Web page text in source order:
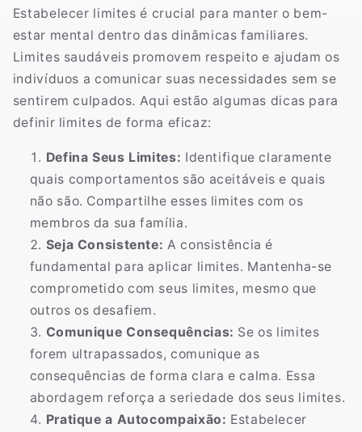
Estabelecer limites é crucial para manter o bem-
estar mental dentro das dinâmicas familiares.
Limites saudáveis promovem respeito e ajudam os
indivíduos a comunicar suas necessidades sem se
sentirem culpados. Aqui estão algumas dicas para
definir limites de forma eficaz:
Defina Seus Limites: Identifique claramente
quais comportamentos são aceitáveis e quais
não são. Compartilhe esses limites com os
membros da sua família.
Seja Consistente: A consistência é
fundamental para aplicar limites. Mantenha-se
comprometido com seus limites, mesmo que
outros os desafiem.
Comunique Consequências: Se os limites
forem ultrapassados, comunique as
consequências de forma clara e calma. Essa
abordagem reforça a seriedade dos seus limites.
Pratique a Autocompaixão: Estabelecer